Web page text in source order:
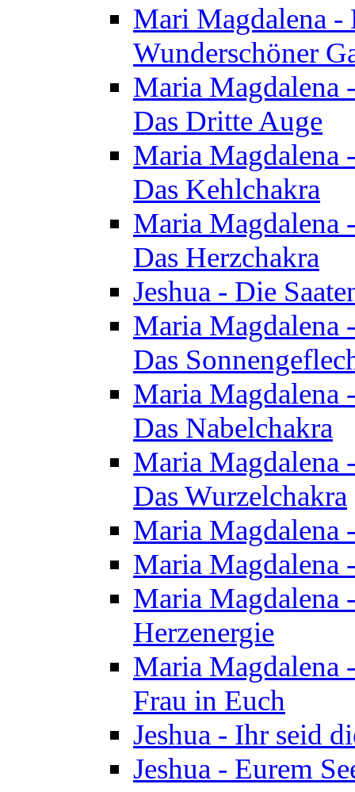
Mari Magdalena -
Wunderschöner
Maria Magdalena
Das Dritte Auge
Maria Magdalena
Das Kehlchakra
Maria Magdalena
Das Herzchakra
Jeshua - Die
Maria Magdalena
Das
Maria Magdalena
Das Nabelchakra
Maria Magdalena
Das Wurzelchakra
Maria Magdalena
Maria Magdalena
Maria Magdalena
Herzenergie
Maria Magdalena
Frau in Euch
Jeshua - Ihr seid
Jeshua - Eurem